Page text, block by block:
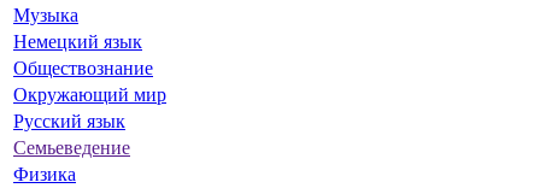
Музыка
Немецкий язык
Обществознание
Окружающий мир
Русский язык
Семьеведение
Физика